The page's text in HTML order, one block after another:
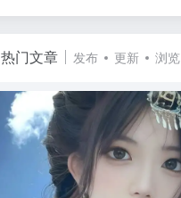
热门文章 发布 更新 浏览